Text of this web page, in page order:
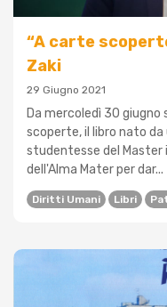
“A carte
Zaki
29 Giugno 2021
Da mercoledì 30
scoperte, il libro nato
studentesse del Master
dell'Alma Mater per dar...
Diritti Umani Libri